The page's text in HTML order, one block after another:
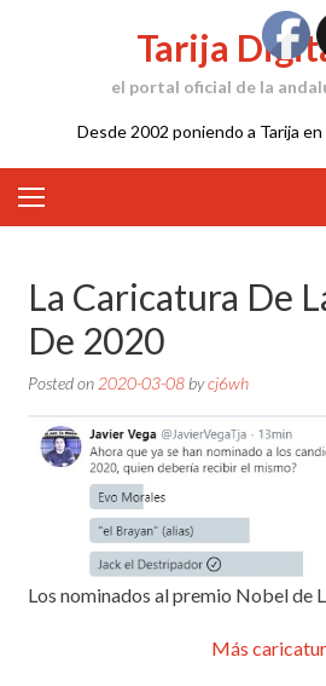
Tarija
el portal oficial de la
Desde 2002 poniendo a Tarija
La Caricatura De
De 2020
Posted on 2020-03-08bycj6wh
Los nominados al premio Nobel de
Más